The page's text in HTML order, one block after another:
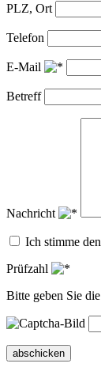
PLZ, Ort
Telefon
E-Mail
Betreff
Nachricht
Ich stimme
Prüfzahl
Bitte geben Sie
abschicken